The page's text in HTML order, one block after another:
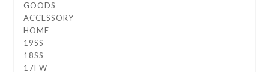
GOODS
ACCESSORY
HOME
19SS
18SS
17FW